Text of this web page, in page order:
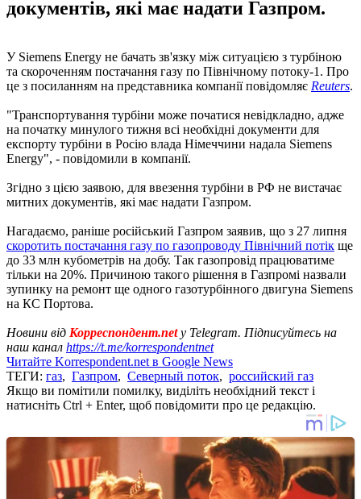
документів, які має надати Газпром.
У Siemens Energy не бачать зв'язку між ситуацією з турбіною
та скороченням постачання газу по Північному потоку-1. Про
це з посиланням на представника компанії повідомляє Reuters.
"Транспортування турбіни може початися невідкладно, адже
на початку минулого тижня всі необхідні документи для
експорту турбіни в Росію влада Німеччини надала Siemens
Energy", - повідомили в компанії.
Згідно з цією заявою, для ввезення турбіни в РФ не вистачає
митних документів, які має надати Газпром.
Нагадаємо, раніше російський Газпром заявив, що з 27 липня
скоротить постачання газу по газопроводу Північний потік ще
до 33 млн кубометрів на добу. Так газопровід працюватиме
тільки на 20%. Причиною такого рішення в Газпромі назвали
зупинку на ремонт ще одного газотурбінного двигуна Siemens
на КС Портова.
Новини від Корреспондент.netу Telegram. Підписуйтесь на
наш канал https://t.me/korrespondentnet
Читайте Korrespondent.net в Google News
ТЕГИ: газ, Газпром, Северный поток, российский газ
Якщо ви помітили помилку, виділіть необхідний текст і
натисніть Ctrl + Enter, щоб повідомити про це редакцію.